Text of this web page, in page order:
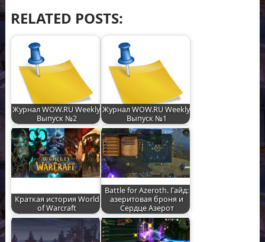
RELATED POSTS:
Журнал WOW.RU Weekly.
Выпуск №2
Журнал WOW.RU Weekly.
Выпуск №1
Краткая история World
of Warcraft
Battle for Azeroth. Гайд:
азеритовая броня и
Сердце Азерот